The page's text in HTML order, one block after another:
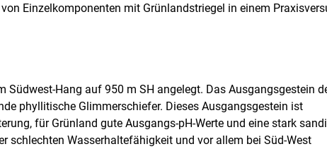
Einzelkomponenten mit Grünlandstriegel in einem
Südwest-Hang auf 950 m SH angelegt. Das Ausgangsgestein
phyllitische Glimmerschiefer. Dieses Ausgangsgestein ist
für Grünland gute Ausgangs-pH-Werte und eine stark
schlechten Wasserhaltefähigkeit und vor allem bei Süd-West